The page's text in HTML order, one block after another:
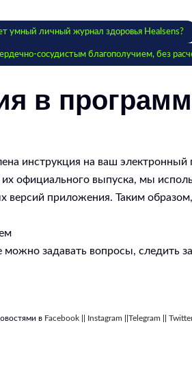
умный личный журнал здоровья Healsens?
сосудистым благополучием, без
в
инструкция на ваш
официального выпуска, мы
приложения. Таким
можно задавать вопросы, следить
в Facebook|| Instagram Telegram